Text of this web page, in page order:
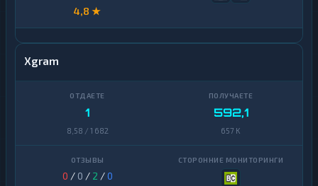
4,8 ★
Xgram
1
8,58 / 1 682
592,1
657 K
0 / 0 / 2 /0